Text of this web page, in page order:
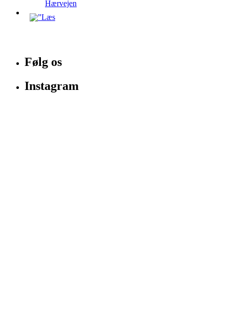
Hærvejen
Følg os
Instagram